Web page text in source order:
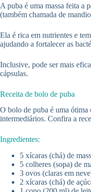
A puba é uma massa feita a
(também chamada de
Ela é rica em nutrientes e
ajudando a fortalecer as
Inclusive, pode ser mais
cápsulas.
Receita de bolo de puba
O bolo de puba é uma ótima
intermediários. Confira a
Ingredientes:
5 xícaras (chá) de
5 colheres (sopa) de
3 ovos (claras em
2 xícaras (chá) de